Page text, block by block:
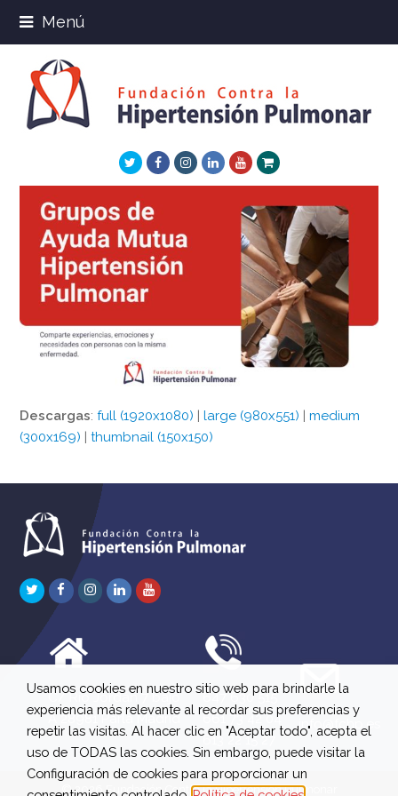
Menú
TwitterFacebookInstagram
LinkedInYoutube
Xing
Descargas:full (1920x1080) |large (980x551) |medium
(300x169) |thumbnail (150x150)
TwitterFacebook
Instagram
LinkedInYoutube
C/ Río Jordán 7 bajo
A 28981 Parla Madrid
647 630 515
661 73 42 04
613 22 15 27
info@fchp.es
© 2026 Fundación Contra la Hipertensión Pulmonar
Usamos cookies en nuestro sitio web para brindarle la
experiencia más relevante al recordar sus preferencias y
repetir las visitas. Al hacer clic en "Aceptar todo", acepta el
uso de TODAS las cookies. Sin embargo, puede visitar la
Configuración de cookies para proporcionar un